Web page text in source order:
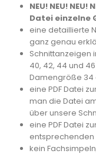
NEU! NEU!
Datei einzelne
eine detaillierte
ganz genau
Schnittanzeigen
40, 42, 44 und
Damengröße 34
eine PDF Datei
man die Datei
über unsere
eine PDF Datei
kein